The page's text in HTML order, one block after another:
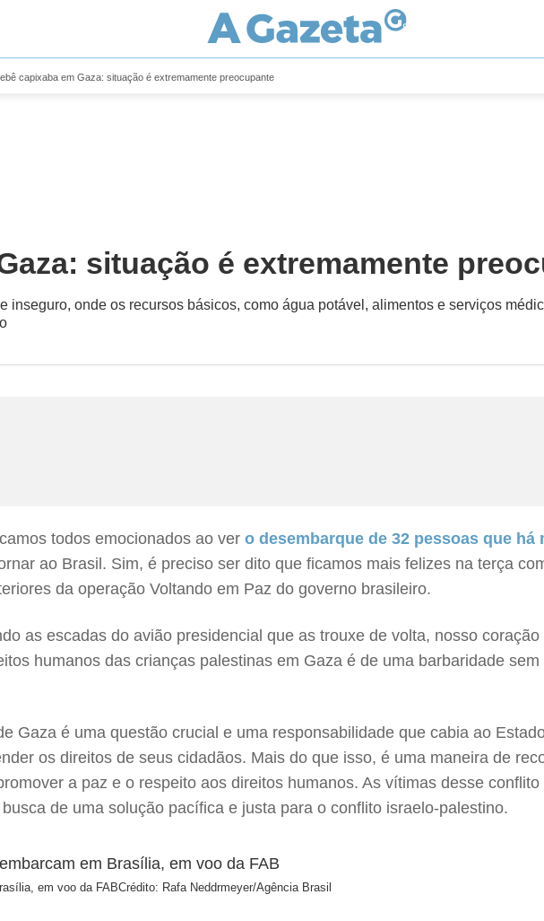
capixaba em Gaza: situação é extremamente preocupante
situação é extremamente
inseguro, onde os recursos básicos, como água potável, alimentos e serviços
todos emocionados ao ver o desembarque de 32 pessoas que
ao Brasil. Sim, é preciso ser dito que ficamos mais felizes na terça
da operação Voltando em Paz do governo brasileiro.
as escadas do avião presidencial que as trouxe de volta, nosso
humanos das crianças palestinas em Gaza é de uma barbaridade
Gaza é uma questão crucial e uma responsabilidade que cabia ao
os direitos de seus cidadãos. Mais do que isso, é uma maneira de
a paz e o respeito aos direitos humanos. As vítimas desse
de uma solução pacífica e justa para o conflito israelo-palestino.
em voo da FABCrédito: Rafa Neddrmeyer/Agência Brasil